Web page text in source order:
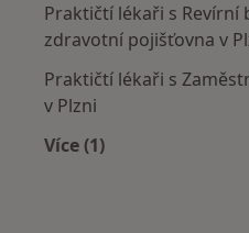
Praktičtí lékaři s Revírní
zdravotní pojišťovna v
Praktičtí lékaři s
v Plzni
Více (1)